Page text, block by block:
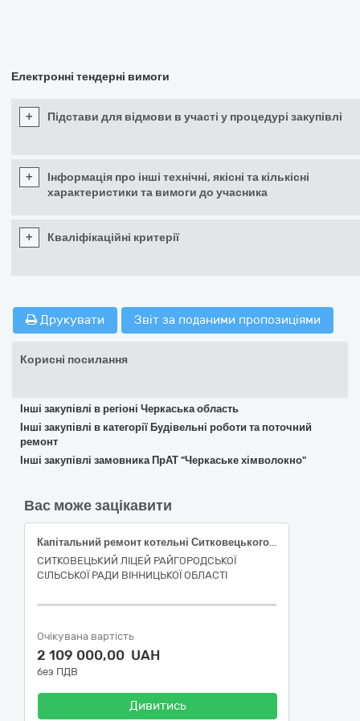
Електронні тендерні вимоги
+ Підстави для відмови в участі у процедурі закупівлі
+
Інформація про інші технічні, якісні та кількісні
характеристики та вимоги до учасника
+ Кваліфікаційні критерії
Друкувати Звіт за поданими пропозиціями
Корисні посилання
Інші закупівлі в регіоні Черкаська область
Інші закупівлі в категорії Будівельні роботи та поточний
ремонт
Інші закупівлі замовника ПрАТ "Черкаське хімволокно"
Вас може зацікавити
Капітальний ремонт котельні Ситковецького ліцею Райгородської сільської ради Вінницької області за адресою: Україна, Вінницька обл., Гайсинський р-н, селище Ситківці, вул. І. Франка, 5
СИТКОВЕЦЬКИЙ ЛІЦЕЙ РАЙГОРОДСЬКОЇ
СІЛЬСЬКОЇ РАДИ ВІННИЦЬКОЇ ОБЛАСТІ
Очікувана вартість
2 109 000,00 UAH
без ПДВ
Дивитись